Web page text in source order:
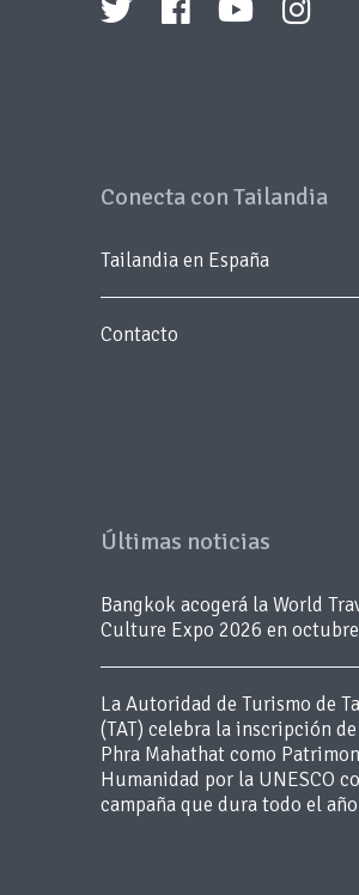
Conecta con Tailandia
Tailandia en España
Contacto
Últimas noticias
Bangkok acogerá la World
Culture Expo 2026 en octubre
La Autoridad de Turismo de
(TAT) celebra la inscripción
Phra Mahathat como
Humanidad por la UNESCO
campaña que dura todo el